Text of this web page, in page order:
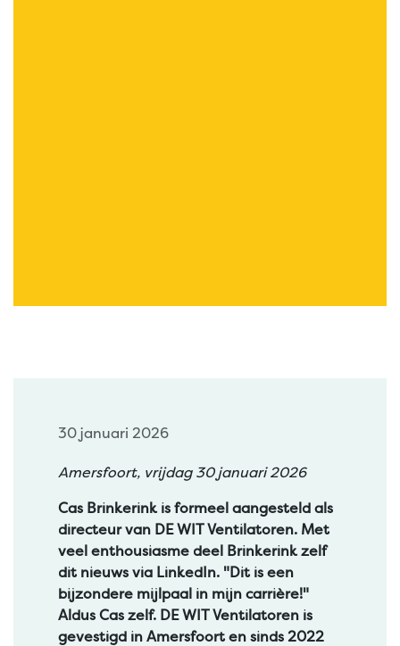
30 januari 2026
Amersfoort, vrijdag 30 januari 2026
Cas Brinkerink is formeel aangesteld als
directeur van DE WIT Ventilatoren. Met
veel enthousiasme deel Brinkerink zelf
dit nieuws via LinkedIn. "Dit is een
bijzondere mijlpaal in mijn carrière!"
Aldus Cas zelf. DE WIT Ventilatoren is
gevestigd in Amersfoort en sinds 2022